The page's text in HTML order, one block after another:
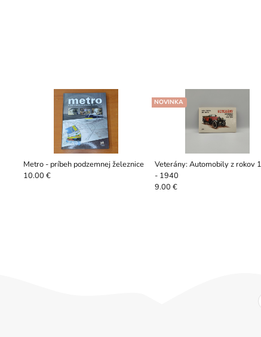
Metro - príbeh podzemnej železnice
10.00 €
Veterány: Automobily z rokov
- 1940
NOVINKA
9.00 €